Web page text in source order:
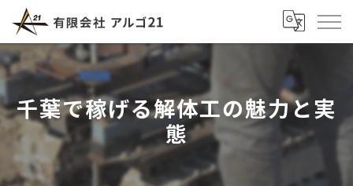
千葉で稼げる解体工の魅力と実
態